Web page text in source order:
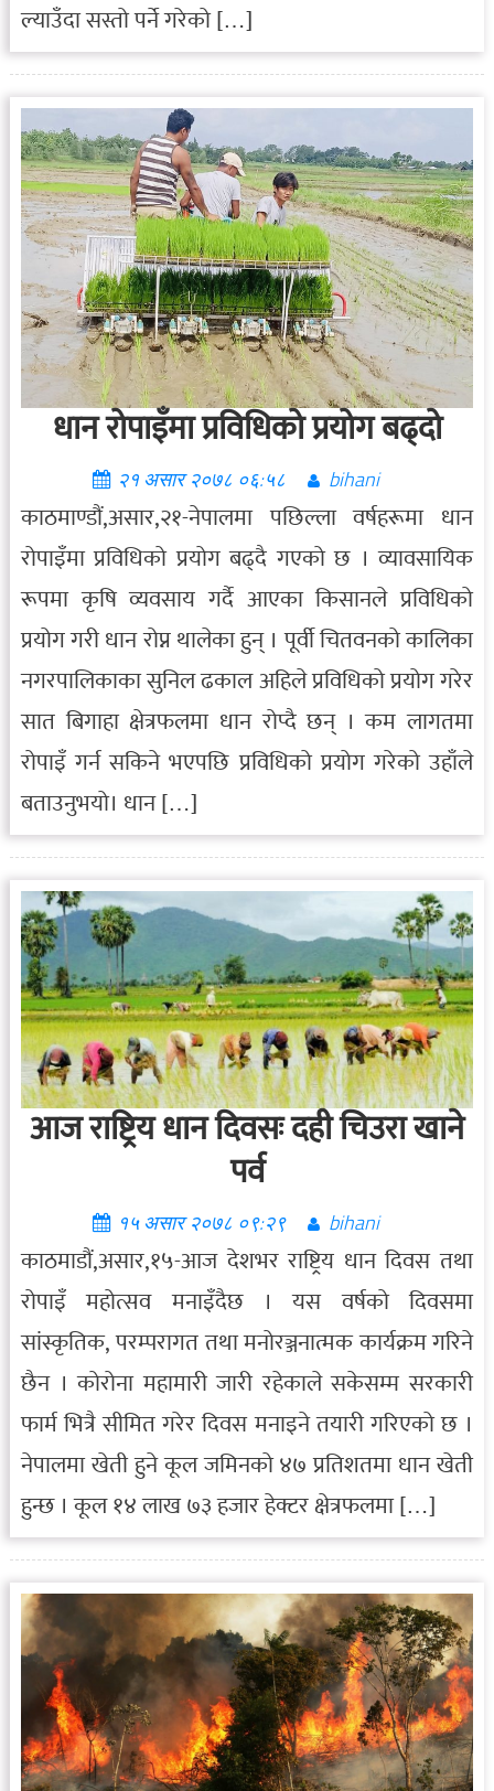
ल्याउँदा सस्तो पर्ने गरेको […]
धान रोपाइँमा प्रविधिको प्रयोग बढ्दो
२१ असार २०७८ ०६:५८ bihani
काठमाण्डौं,असार,२१-नेपालमा पछिल्ला वर्षहरूमा धान
रोपाइँमा प्रविधिको प्रयोग बढ्दै गएको छ । व्यावसायिक
रूपमा कृषि व्यवसाय गर्दै आएका किसानले प्रविधिको
प्रयोग गरी धान रोप्न थालेका हुन् । पूर्वी चितवनको कालिका
नगरपालिकाका सुनिल ढकाल अहिले प्रविधिको प्रयोग गरेर
सात बिगाहा क्षेत्रफलमा धान रोप्दै छन् । कम लागतमा
रोपाइँ गर्न सकिने भएपछि प्रविधिको प्रयोग गरेको उहाँले
बताउनुभयो। धान […]
आज राष्ट्रिय धान दिवसः दही चिउरा खाने
पर्व
१५ असार २०७८ ०९:२९ bihani
काठमाडौं,असार,१५-आज देशभर राष्ट्रिय धान दिवस तथा
रोपाइँ महोत्सव मनाइँदैछ । यस वर्षको दिवसमा
सांस्कृतिक, परम्परागत तथा मनोरञ्जनात्मक कार्यक्रम गरिने
छैन । कोरोना महामारी जारी रहेकाले सकेसम्म सरकारी
फार्म भित्रै सीमित गरेर दिवस मनाइने तयारी गरिएको छ ।
नेपालमा खेती हुने कूल जमिनको ४७ प्रतिशतमा धान खेती
हुन्छ । कूल १४ लाख ७३ हजार हेक्टर क्षेत्रफलमा […]